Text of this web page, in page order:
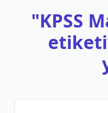
"KPSS